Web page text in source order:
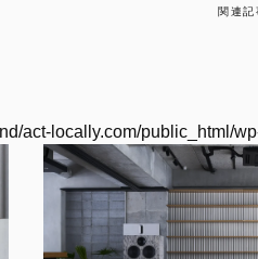
関連記
act-locally.com/public_html/